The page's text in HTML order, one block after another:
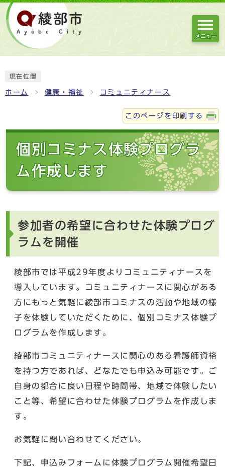
メニュー
現在位置
ホーム 健康・福祉 コミュニティナース
このページを印刷する
個別コミナス体験プログラ
ム作成します
参加者の希望に合わせた体験プログ
ラムを開催
綾部市では平成29年度よりコミュニティナースを
導入しています。コミュニティナースに関心がある
方にもっと気軽に綾部市コミナスの活動や地域の様
子を体験していただくために、個別コミナス体験プ
ログラムを作成します。
綾部市コミュニティナースに関心のある看護師資格
を持つ方であれば、どなたでも申込み可能です。ご
自身の都合に良い日程や時間帯、地域で体験したい
こと等、希望に合わせた体験プログラムを作成しま
す。
お気軽に問い合わせてください。
下記、申込みフォームに体験プログラム開催希望日